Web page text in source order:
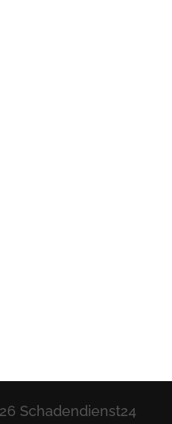
Schadendienst24